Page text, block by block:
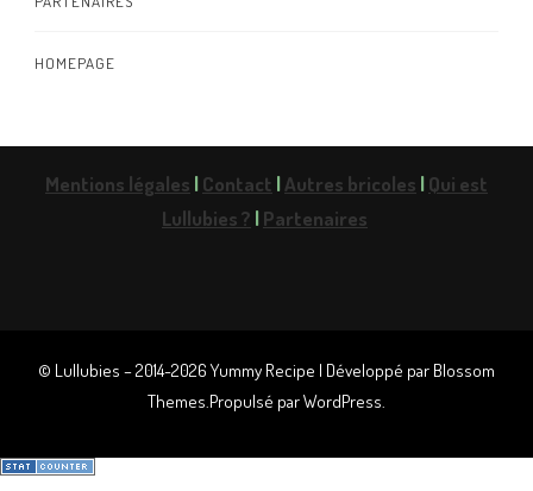
HOMEPAGE
Mentions légales |Contact |Autres bricoles |Qui est
Lullubies ? |Partenaires
© Lullubies – 2014-2026Yummy Recipe | Développé par Blossom
Themes.Propulsé parWordPress.